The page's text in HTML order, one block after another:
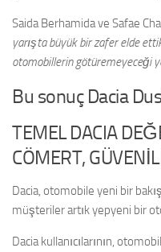
Saida Berhamida ve Safae
yarışta büyük bir zafer elde
otomobillerin götüremeyeceği
Bu sonuç Dacia
TEMEL DACIA
CÖMERT,
Dacia, otomobile yeni bir
müşteriler artık yepyeni bir
Dacia kullanıcılarının,